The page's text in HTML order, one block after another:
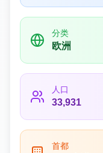
分类
欧洲
人口
33,931
首都